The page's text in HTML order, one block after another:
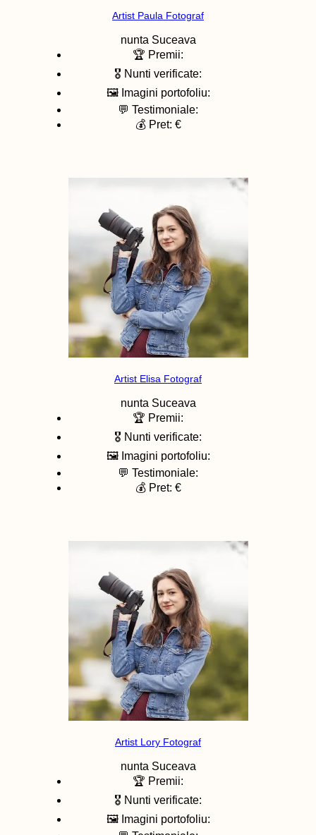
Artist Paula Fotograf
nunta Suceava
🏆 Premii:
🎖️ Nunti verificate:
🖼️ Imagini portofoliu:
💬 Testimoniale:
💰 Pret: €
Artist Elisa Fotograf
nunta Suceava
🏆 Premii:
🎖️ Nunti verificate:
🖼️ Imagini portofoliu:
💬 Testimoniale:
💰 Pret: €
Artist Lory Fotograf
nunta Suceava
🏆 Premii:
🎖️ Nunti verificate:
🖼️ Imagini portofoliu: